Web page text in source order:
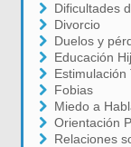
Dificultades
Divorcio
Duelos y
Educación
Estimulación
Fobias
Miedo a
Orientación
Relaciones